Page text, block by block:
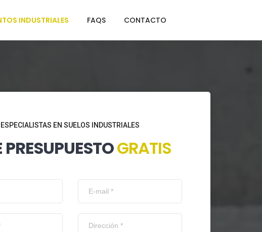
INDUSTRIALES FAQS CONTACTO
ESPECIALISTAS EN SUELOS INDUSTRIALES
PRESUPUESTOGRATIS